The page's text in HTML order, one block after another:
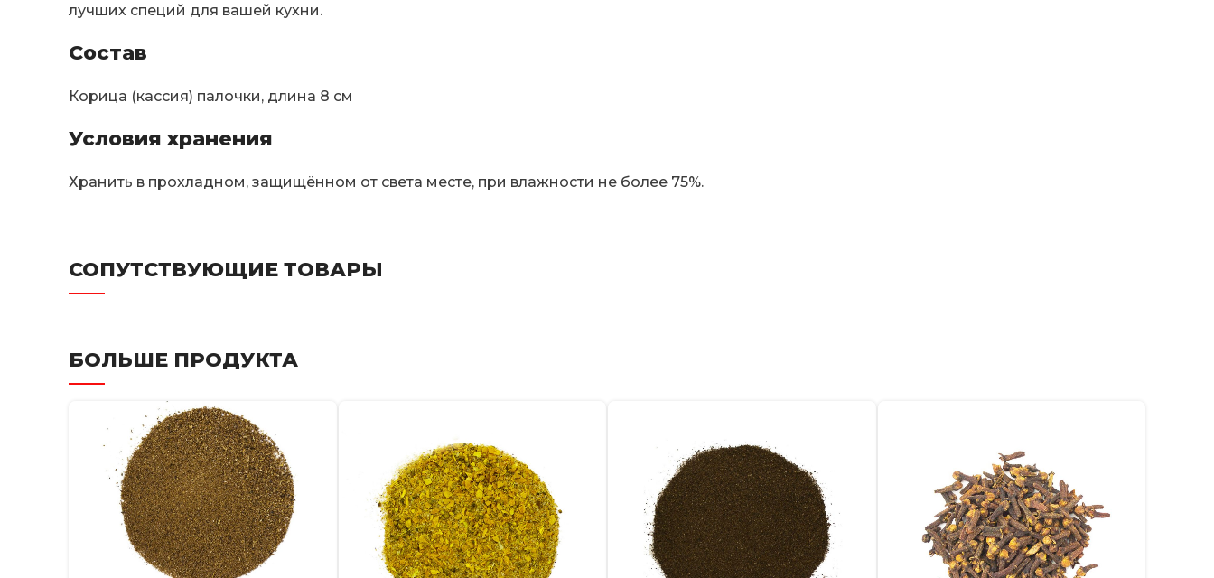
лучших специй для вашей кухни.
Состав
Корица (кассия) палочки, длина 8 см
Условия хранения
Хранить в прохладном, защищённом от света месте, при влажности не более 75%.
СОПУТСТВУЮЩИЕ ТОВАРЫ
БОЛЬШЕ ПРОДУКТА